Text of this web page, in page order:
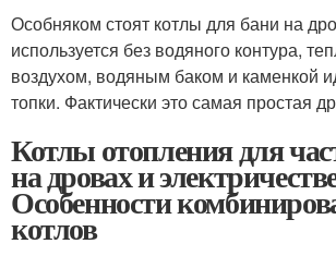
Особняком стоят котлы для бани на
используется без водяного контура,
воздухом, водяным баком и каменкой
топки. Фактически это самая простая
Котлы отопления для
на дровах и
Особенности
котлов